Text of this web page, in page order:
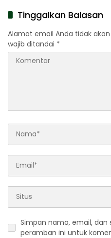
Tinggalkan Balasan
Alamat email Anda tidak akan
wajib ditandai *
Simpan nama, email, dan
peramban ini untuk